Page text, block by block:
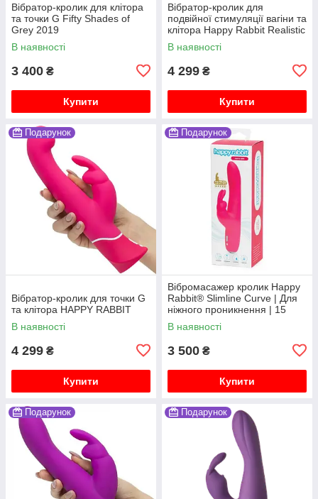
Вібратор-кролик для клітора
та точки G Fifty Shades of
Grey 2019
В наявності
3 400 ₴
Купити
Вібратор-кролик для
подвійної стимуляції вагіни та
клітора Happy Rabbit Realistic
В наявності
4 299 ₴
Купити
Подарунок
Вібратор-кролик для точки G
та клітора HAPPY RABBIT
В наявності
4 299 ₴
Купити
Подарунок
Вібромасажер кролик Happy
Rabbit® Slimline Curve | Для
ніжного проникнення | 15
режимів
В наявності
3 500 ₴
Купити
Подарунок Подарунок